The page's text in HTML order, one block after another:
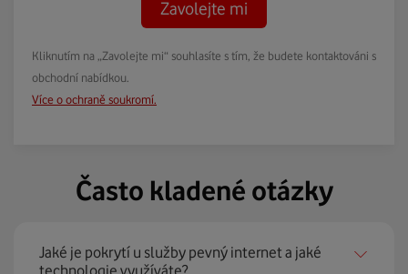
Zavolejte mi
Kliknutím na „Zavolejte mi“ souhlasíte s tím, že budete kontaktováni s
obchodní nabídkou.
Více o ochraně soukromí.
Často kladené otázky
Jaké je pokrytí u služby pevný internet a jaké
technologie využíváte?